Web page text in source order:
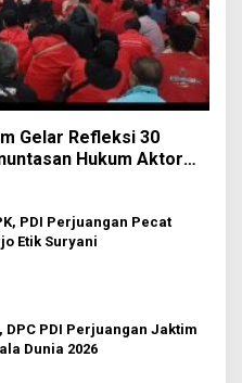
Gelar Refleksi 30
Hukum Aktor
PDI Perjuangan Pecat
Etik Suryani
DPC PDI Perjuangan Jaktim
Dunia 2026